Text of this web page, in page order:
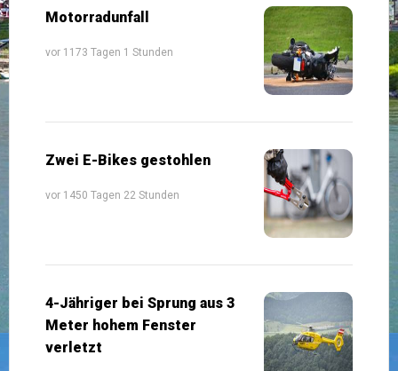
Motorradunfall
vor 1173 Tagen 1 Stunden
Zwei E-Bikes gestohlen
vor 1450 Tagen 22 Stunden
4-Jähriger bei Sprung aus 3
Meter hohem Fenster
verletzt